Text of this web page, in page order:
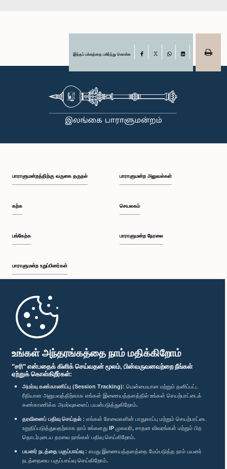
உங்கள் அந்தரங்கத்தை நாம் மதிக்கிறோம்
"சரி" என்பதைக் கிளிக் செய்வதன் மூலம், பின்வருவனவற்றை நீங்கள்
ஏற்றுக் கொள்கிறீர்கள்:
அமர்வு கண்காணிப்பு (Session Tracking): மென்மையான மற்றும் தனிப்பட்ட
ரீதியான அனுபவத்திற்காக எங்கள் இணையத்தளத்தில் உங்கள் செயற்பாட்டைக்
கண்காணிக்க அமர்வுகளைப் பயன்படுத்துகிறோம்.
தரவினைப் பதிவு செய்தல் : எங்கள் சேவைகளின் பாதுகாப்பு மற்றும் செயற்பாட்டை
உறுதிப்படுத்துவதற்காக நாம் உங்களது IP முகவரி, சாதன விவரங்கள் மற்றும் பிற
தொடர்புடைய தரவை நாங்கள் பதிவு செய்கிறோம்.
பயனர் நடத்தை பகுப்பாய்வு : எமது இணையத்தளத்தை மேம்படுத்த நாம் பயனர்
நடத்தையை பகுப்பாய்வு செய்கிறோம்.
இந்தப் பக்கத்தை பகிர்ந்து கொள்க Facebook
பாராளுமன்றத்திற்கு வருகை தருதல்
கற்க
பங்கேற்க
பாராளுமன்ற உறுப்பினர்கள்
முதற்பக்கம்
பாராளுமன்ற அலுவல்கள்
செயலகம்
பாராளுமன்ற நேரலை
பாராளுமன்ற கையடக்க செயலி
எம்மை பின்தொடர்க :
விருதுகள்
தனியுரிமைக் கொள்கை